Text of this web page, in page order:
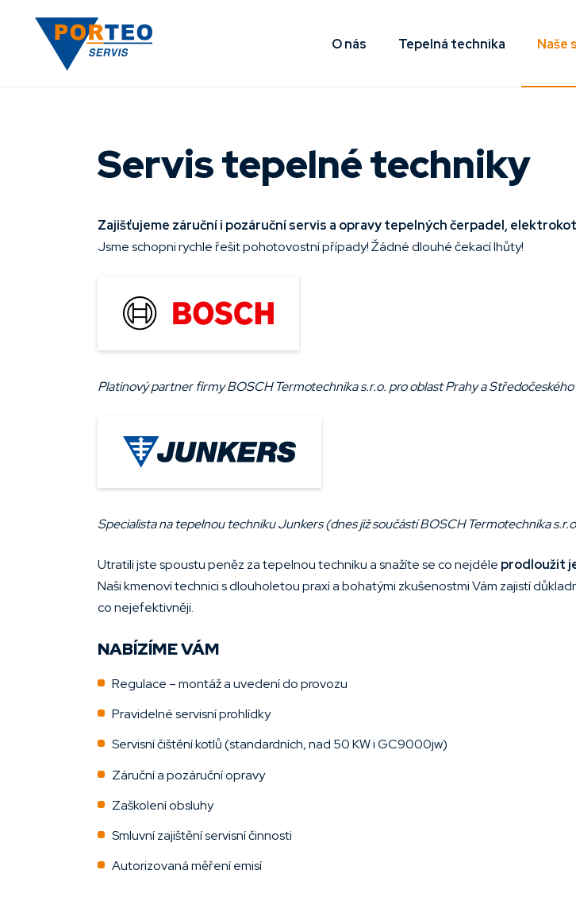
O nás Tepelná technika Naše
Servis tepelné techniky
Zajišťujeme záruční i pozáruční servis a opravy tepelných čerpadel,
Jsme schopni rychle řešit pohotovostní případy! Žádné dlouhé čekací lhůty!
Platinový partner firmy BOSCH Termotechnika s.r.o. pro oblast Prahy a Středočeského
Specialista na tepelnou techniku Junkers (dnes již součástí BOSCH Termotechnika
Utratili jste spoustu peněz za tepelnou techniku a snažíte se co nejdéle prodloužit
Naši kmenoví technici s dlouholetou praxí a bohatými zkušenostmi Vám zajistí
co nejefektivněji.
NABÍZÍME VÁM
Regulace – montáž a uvedení do provozu
Pravidelné servisní prohlídky
Servisní čištění kotlů (standardních, nad 50 KW i GC9000jw)
Záruční a pozáruční opravy
Zaškolení obsluhy
Smluvní zajištění servisní činnosti
Autorizovaná měření emisí